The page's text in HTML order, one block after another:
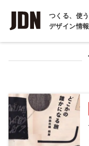
つくる、使
デザイン情
インタビュー
COLUMN
コラム